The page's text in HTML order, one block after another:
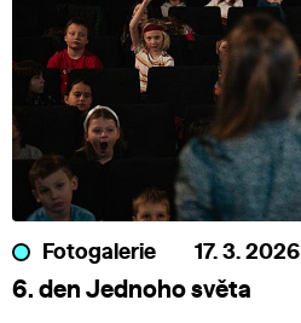
Fotogalerie 17. 3. 2026
6. den Jednoho světa